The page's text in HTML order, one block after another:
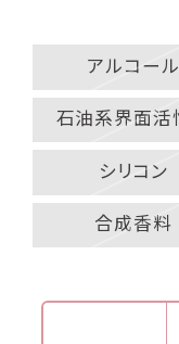
アルコール
石油系界面活
シリコン
合成香料